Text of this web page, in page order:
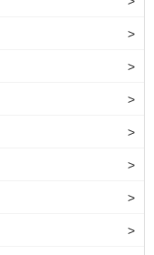
>
>
>
>
>
>
>